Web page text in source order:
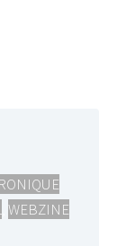
WEBZINE